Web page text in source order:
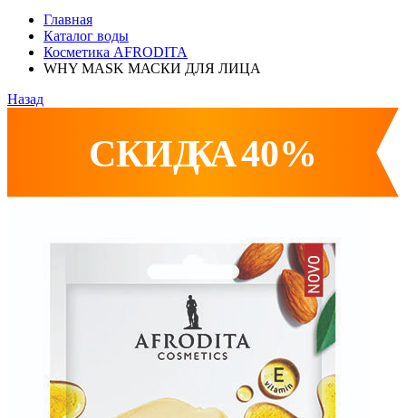
Главная
Каталог воды
Косметика AFRODITA
WHY MASK МАСКИ ДЛЯ ЛИЦА
Назад